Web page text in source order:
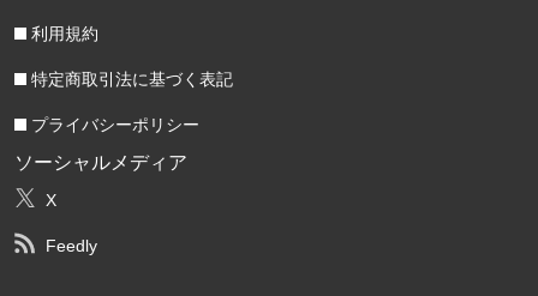
利用規約
特定商取引法に基づく表記
プライバシーポリシー
ソーシャルメディア
X
Feedly